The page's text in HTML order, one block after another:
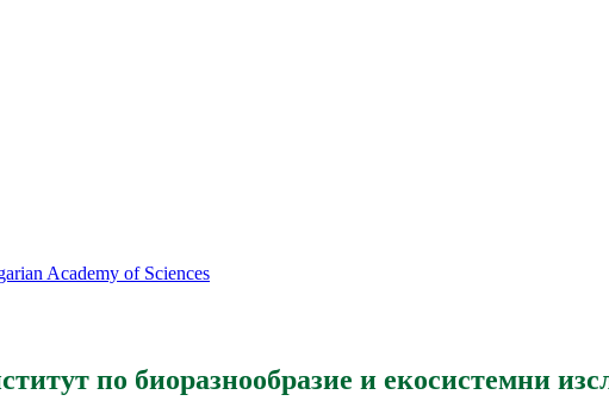
Academy of Sciences
по биоразнообразие и екосистемни